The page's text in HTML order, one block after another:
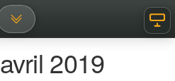
Afficher les menus de
avril 2019